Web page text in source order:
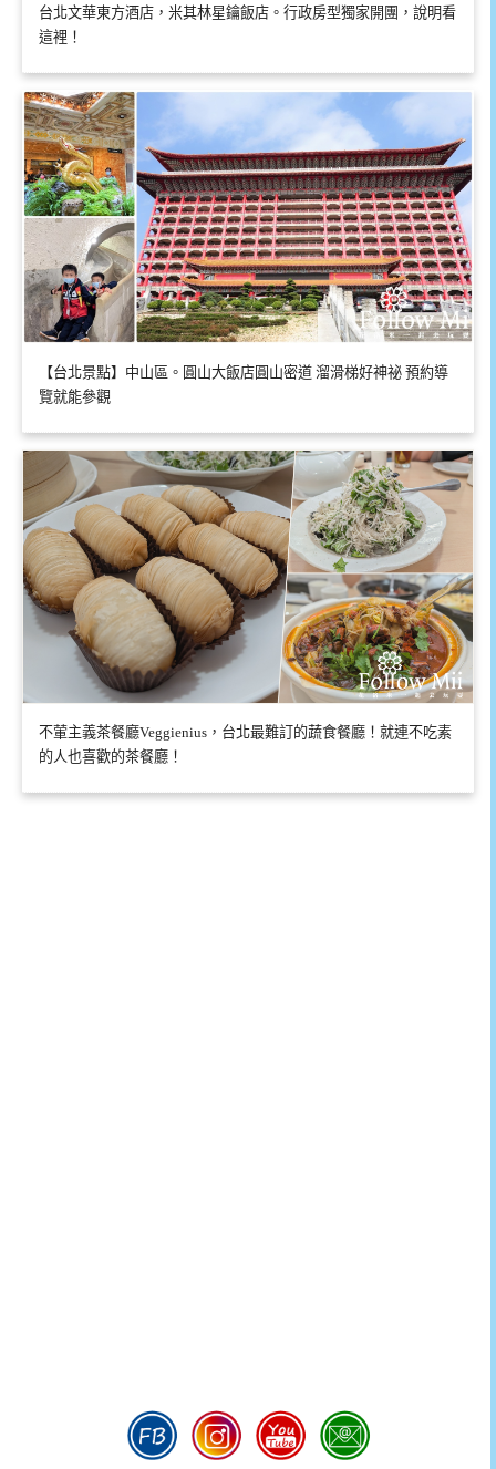
台北文華東方酒店，米其林星鑰飯店。行政房型獨家開團，說明看
這裡！
【台北景點】中山區。圓山大飯店圓山密道 溜滑梯好神祕 預約導
覽就能參觀
不葷主義茶餐廳Veggienius，台北最難訂的蔬食餐廳！就連不吃素
的人也喜歡的茶餐廳！